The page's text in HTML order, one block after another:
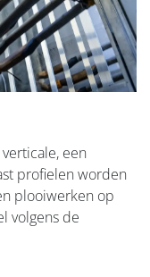
een
profielen worden
plooiwerken op
volgens de